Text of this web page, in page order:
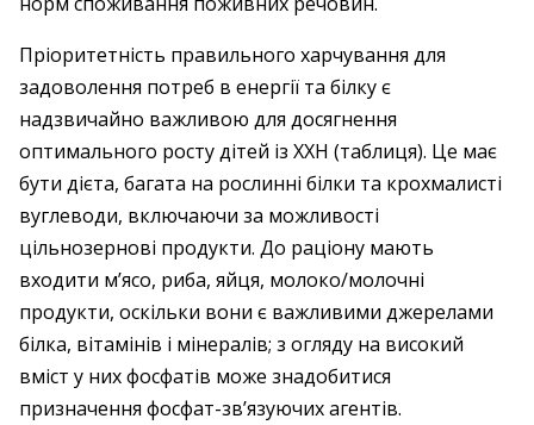
Пріоритетність правильного харчування для
задоволення потреб в енергії та білку є
надзвичайно важливою для досягнення
оптимального росту дітей із ХХН (таблиця). Це має
бути дієта, багата на рослинні білки та крохмалисті
вуглеводи, включаючи за можливості
цільнозернові продукти. До раціону мають
входити м’ясо, риба, яйця, молоко/молочні
продукти, оскільки вони є важливими джерелами
білка, вітамінів і мінералів; з огляду на високий
вміст у них фосфатів може знадобитися
призначення фосфат-зв’язуючих агентів.